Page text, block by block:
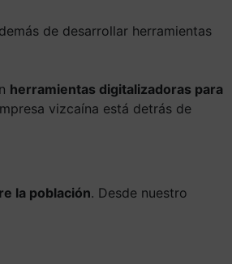
de desarrollar herramientas
herramientas digitalizadoras para
vizcaína está detrás de
la población. Desde nuestro